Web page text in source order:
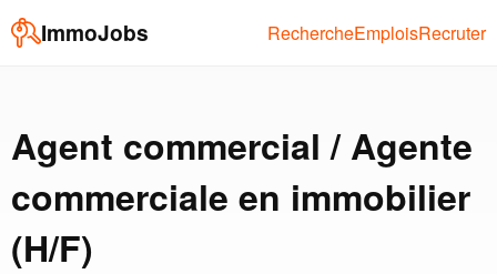
ImmoJobs RechercheEmploisRecruter
Agent commercial / Agente
commerciale en immobilier
(H/F)